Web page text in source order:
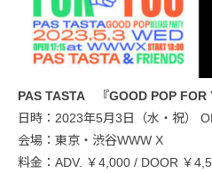
PAS TASTA 『GOOD POP FOR
日時：2023年5月3日（水・祝）
会場：東京・渋谷WWW X
料金：ADV. ￥4,000 / DOOR ￥